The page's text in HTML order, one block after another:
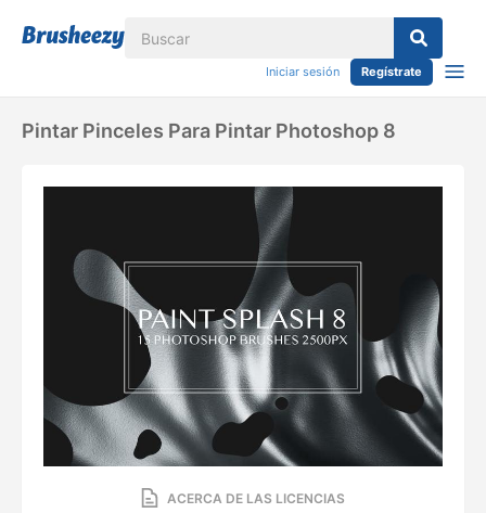
Iniciar sesión Regístrate
Pintar Pinceles Para Pintar Photoshop 8
ACERCA DE LAS LICENCIAS